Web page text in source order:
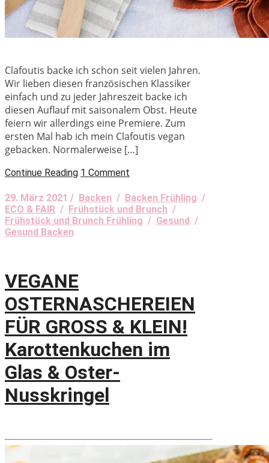
Clafoutis backe ich schon seit vielen Jahren.
Wir lieben diesen französischen Klassiker
einfach und zu jeder Jahreszeit backe ich
diesen Auflauf mit saisonalem Obst. Heute
feiern wir allerdings eine Premiere. Zum
ersten Mal hab ich mein Clafoutis vegan
gebacken. Normalerweise […]
Continue Reading 1 Comment
29. März 2021 / Backen / Backen Frühling /
ECO & FAIR / Frühstück und Brunch /
Frühstück und Brunch Frühling / Gesund /
Gesund Backen
VEGANE
OSTERNASCHEREIEN
FÜR GROSS & KLEIN!
Karottenkuchen im
Glas & Oster-
Nusskringel